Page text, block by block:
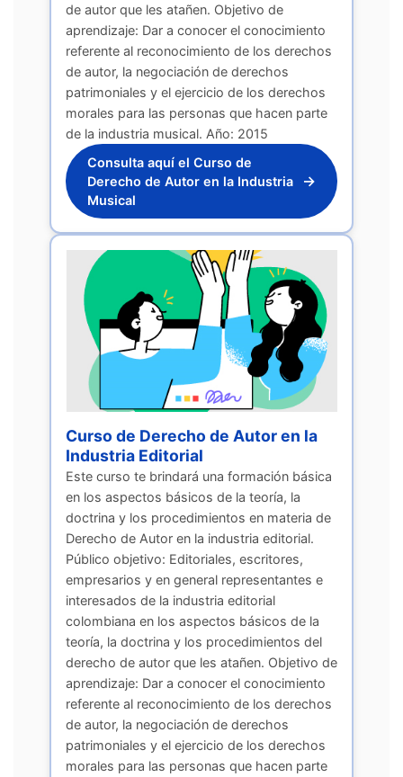
de autor que les atañen. Objetivo de
aprendizaje: Dar a conocer el conocimiento
referente al reconocimiento de los derechos
de autor, la negociación de derechos
patrimoniales y el ejercicio de los derechos
morales para las personas que hacen parte
de la industria musical. Año: 2015
Consulta aquí el Curso de
Derecho de Autor en la Industria
Musical
→
Curso de Derecho de Autor en la
Industria Editorial
Este curso te brindará una formación básica
en los aspectos básicos de la teoría, la
doctrina y los procedimientos en materia de
Derecho de Autor en la industria editorial.
Público objetivo: Editoriales, escritores,
empresarios y en general representantes e
interesados de la industria editorial
colombiana en los aspectos básicos de la
teoría, la doctrina y los procedimientos del
derecho de autor que les atañen. Objetivo de
aprendizaje: Dar a conocer el conocimiento
referente al reconocimiento de los derechos
de autor, la negociación de derechos
patrimoniales y el ejercicio de los derechos
morales para las personas que hacen parte